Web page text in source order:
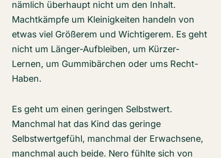
nämlich überhaupt nicht um den Inhalt.
Machtkämpfe um Kleinigkeiten handeln von
etwas viel Größerem und Wichtigerem. Es geht
nicht um Länger-Aufbleiben, um Kürzer-
Lernen, um Gummibärchen oder ums Recht-
Haben.
Es geht um einen geringen Selbstwert.
Manchmal hat das Kind das geringe
Selbstwertgefühl, manchmal der Erwachsene,
manchmal auch beide. Nero fühlte sich von